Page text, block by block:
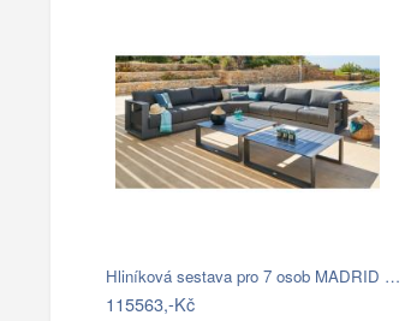
Hliníková sestava pro 7 osob MADRID …
115563,-Kč